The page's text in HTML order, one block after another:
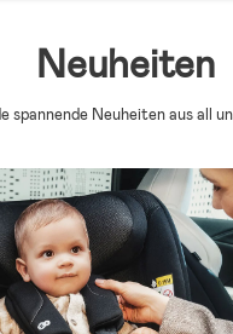
Neuheiten
spannende Neuheiten aus all